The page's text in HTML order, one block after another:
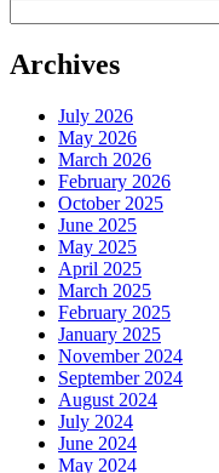
Archives
July 2026
May 2026
March 2026
February 2026
October 2025
June 2025
May 2025
April 2025
March 2025
February 2025
January 2025
November 2024
September 2024
August 2024
July 2024
June 2024
May 2024